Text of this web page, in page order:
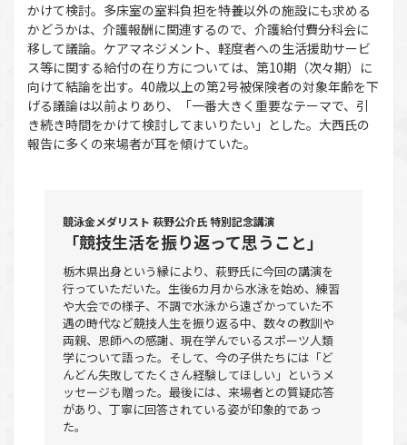
かけて検討。多床室の室料負担を特養以外の施設にも求める
かどうかは、介護報酬に関連するので、介護給付費分科会に
移して議論。ケアマネジメント、軽度者への生活援助サービ
ス等に関する給付の在り方については、第10期（次々期）に
向けて結論を出す。40歳以上の第2号被保険者の対象年齢を下
げる議論は以前よりあり、「一番大きく重要なテーマで、引
き続き時間をかけて検討してまいりたい」とした。大西氏の
報告に多くの来場者が耳を傾けていた。
競泳金メダリスト 萩野公介氏 特別記念講演
「競技生活を振り返って思うこと」
栃木県出身という縁により、萩野氏に今回の講演を
行っていただいた。生後6カ月から水泳を始め、練習
や大会での様子、不調で水泳から遠ざかっていた不
遇の時代など競技人生を振り返る中、数々の教訓や
両親、恩師への感謝、現在学んでいるスポーツ人類
学について語った。そして、今の子供たちには「ど
んどん失敗してたくさん経験してほしい」というメ
ッセージも贈った。最後には、来場者との質疑応答
があり、丁寧に回答されている姿が印象的であっ
た。